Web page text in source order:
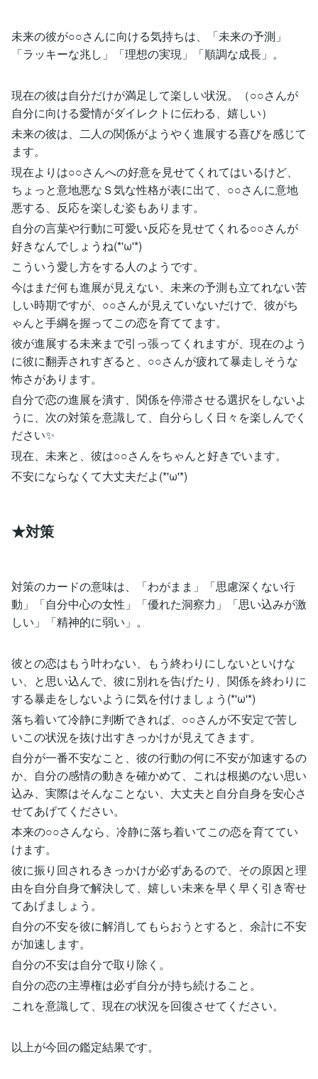
未来の彼が○○さんに向ける気持ちは、「未来の予測」
「ラッキーな兆し」「理想の実現」「順調な成長」。
現在の彼は自分だけが満足して楽しい状況。（○○さんが
自分に向ける愛情がダイレクトに伝わる、嬉しい）
未来の彼は、二人の関係がようやく進展する喜びを感じて
ます。
現在よりは○○さんへの好意を見せてくれてはいるけど、
ちょっと意地悪なＳ気な性格が表に出て、○○さんに意地
悪する、反応を楽しむ姿もあります。
自分の言葉や行動に可愛い反応を見せてくれる○○さんが
好きなんでしょうね(*'ω'*)
こういう愛し方をする人のようです。
今はまだ何も進展が見えない、未来の予測も立てれない苦
しい時期ですが、○○さんが見えていないだけで、彼がち
ゃんと手綱を握ってこの恋を育ててます。
彼が進展する未来まで引っ張ってくれますが、現在のよう
に彼に翻弄されすぎると、○○さんが疲れて暴走しそうな
怖さがあります。
自分で恋の進展を潰す、関係を停滞させる選択をしないよ
うに、次の対策を意識して、自分らしく日々を楽しんでく
ださい✨
現在、未来と、彼は○○さんをちゃんと好きでいます。
不安にならなくて大丈夫だよ(*'ω'*)
★対策
対策のカードの意味は、「わがまま」「思慮深くない行
動」「自分中心の女性」「優れた洞察力」「思い込みが激
しい」「精神的に弱い」。
彼との恋はもう叶わない、もう終わりにしないといけな
い、と思い込んで、彼に別れを告げたり、関係を終わりに
する暴走をしないように気を付けましょう(*'ω'*)
落ち着いて冷静に判断できれば、○○さんが不安定で苦し
いこの状況を抜け出すきっかけが見えてきます。
自分が一番不安なこと、彼の行動の何に不安が加速するの
か、自分の感情の動きを確かめて、これは根拠のない思い
込み、実際はそんなことない、大丈夫と自分自身を安心さ
せてあげてください。
本来の○○さんなら、冷静に落ち着いてこの恋を育ててい
けます。
彼に振り回されるきっかけが必ずあるので、その原因と理
由を自分自身で解決して、嬉しい未来を早く早く引き寄せ
てあげましょう。
自分の不安を彼に解消してもらおうとすると、余計に不安
が加速します。
自分の不安は自分で取り除く。
自分の恋の主導権は必ず自分が持ち続けること。
これを意識して、現在の状況を回復させてください。
以上が今回の鑑定結果です。